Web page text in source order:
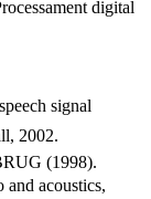
digital
signal
2002.
(1998).
acoustics,